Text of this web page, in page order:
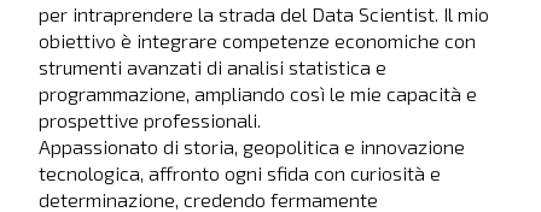
per intraprendere la strada del Data Scientist. Il mio
obiettivo è integrare competenze economiche con
strumenti avanzati di analisi statistica e
programmazione, ampliando così le mie capacità e
prospettive professionali.
Appassionato di storia, geopolitica e innovazione
tecnologica, affronto ogni sfida con curiosità e
determinazione, credendo fermamente